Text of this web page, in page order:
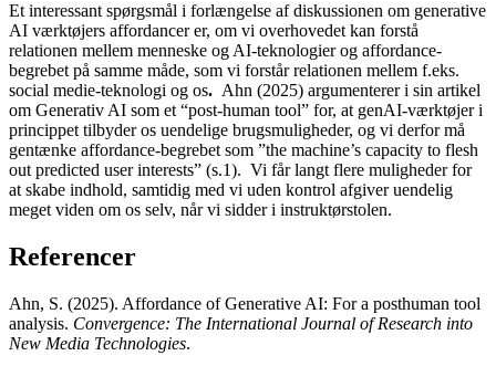
Et interessant spørgsmål i forlængelse af diskussionen om generative
AI værktøjers affordancer er, om vi overhovedet kan forstå
relationen mellem menneske og AI-teknologier og affordance-
begrebet på samme måde, som vi forstår relationen mellem f.eks.
social medie-teknologi og os. Ahn (2025) argumenterer i sin artikel
om Generativ AI som et “post-human tool” for, at genAI-værktøjer i
princippet tilbyder os uendelige brugsmuligheder, og vi derfor må
gentænke affordance-begrebet som ”the machine’s capacity to flesh
out predicted user interests” (s.1). Vi får langt flere muligheder for
at skabe indhold, samtidig med vi uden kontrol afgiver uendelig
meget viden om os selv, når vi sidder i instruktørstolen.
Referencer
Ahn, S. (2025). Affordance of Generative AI: For a posthuman tool
analysis. Convergence: The International Journal of Research into
New Media Technologies.